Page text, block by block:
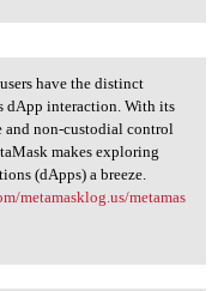
users have
have the distinct
dApp interaction. With its
and non-custodial control
makes exploring
(dApps) a breeze.
metamasklog.us/metamas